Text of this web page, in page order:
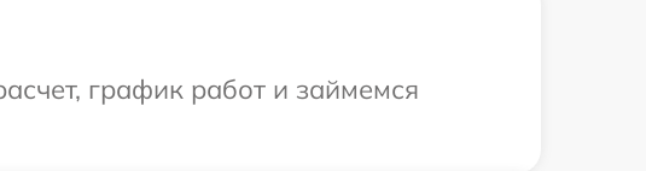
график работ и займемся